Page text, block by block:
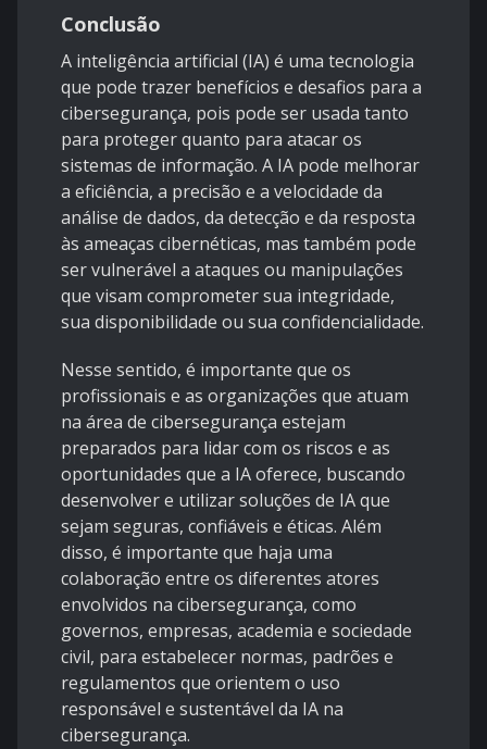
Conclusão
A inteligência artificial (IA) é uma tecnologia
que pode trazer benefícios e desafios para a
cibersegurança, pois pode ser usada tanto
para proteger quanto para atacar os
sistemas de informação. A IA pode melhorar
a eficiência, a precisão e a velocidade da
análise de dados, da detecção e da resposta
às ameaças cibernéticas, mas também pode
ser vulnerável a ataques ou manipulações
que visam comprometer sua integridade,
sua disponibilidade ou sua confidencialidade.
Nesse sentido, é importante que os
profissionais e as organizações que atuam
na área de cibersegurança estejam
preparados para lidar com os riscos e as
oportunidades que a IA oferece, buscando
desenvolver e utilizar soluções de IA que
sejam seguras, confiáveis e éticas. Além
disso, é importante que haja uma
colaboração entre os diferentes atores
envolvidos na cibersegurança, como
governos, empresas, academia e sociedade
civil, para estabelecer normas, padrões e
regulamentos que orientem o uso
responsável e sustentável da IA na
cibersegurança.